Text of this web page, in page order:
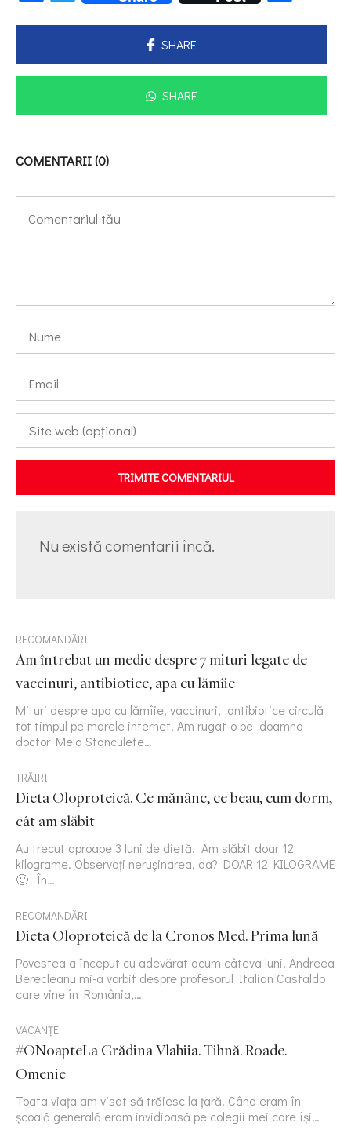
SHARE
SHARE
COMENTARII (0)
TRIMITE COMENTARIUL
Nu există comentarii încă.
RECOMANDĂRI
Am întrebat un medic despre 7 mituri legate de
vaccinuri, antibiotice, apa cu lămîie
Mituri despre apa cu lămîie, vaccinuri, antibiotice circulă
tot timpul pe marele internet. Am rugat-o pe doamna
doctor Mela Stanculete…
TRĂIRI
Dieta Oloproteică. Ce mănânc, ce beau, cum dorm,
cât am slăbit
Au trecut aproape 3 luni de dietă. Am slăbit doar 12
kilograme. Observați nerușinarea, da? DOAR 12 KILOGRAME
🙂 În…
RECOMANDĂRI
Dieta Oloproteică de la Cronos Med. Prima lună
Povestea a început cu adevărat acum câteva luni. Andreea
Berecleanu mi-a vorbit despre profesorul Italian Castaldo
care vine în România,…
VACANȚE
#ONoapteLa Grădina Vlahiia. Tihnă. Roade.
Omenie
Toata viața am visat să trăiesc la țară. Când eram în
școală generală eram invidioasă pe colegii mei care își…